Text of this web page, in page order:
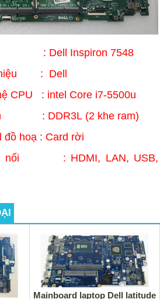
Dell Inspiron 7548
hiệu : Dell
CPU : intel Core i7-5500u
: DDR3L (2 khe ram)
đồ hoạ : Card rời
nối : HDMI, LAN, USB,
Mainboard laptop Dell latitude